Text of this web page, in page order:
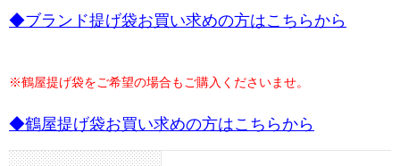
◆ブランド提げ袋お買い求めの方はこちらから
※鶴屋提げ袋をご希望の場合もご購入くださいませ。
◆鶴屋提げ袋お買い求めの方はこちらから